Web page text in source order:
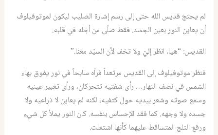
لم يحتج قديس الله حتى إلى رسم إشارة الصليب ليكون لموتوفيلوف
أن يعاين النور بعين الجسد. فقط صلّى من أجله في قلبه.
القديس:“هيا، انظر إليّ ولا تخف لأن السيّد معنا.”
فنظر موتوفيلوف إلى القديس مرتعداً فرآه سابحاً في نور يفوق بهاء
الشمس في نصف النهار… رأى شفتيه تتحركان، ورأى تعبير عينيه
وسمع صوته وشعر بيديه حول كتفيه، لكنه لم يعاين لا ذراعيه ولا
جسده ولا وجهه.كما فقد الإحساس بنفسه.كان النور يملأ كل شيء
ورقع الثلج المتساقط عليهما كأنها اشتعلت.